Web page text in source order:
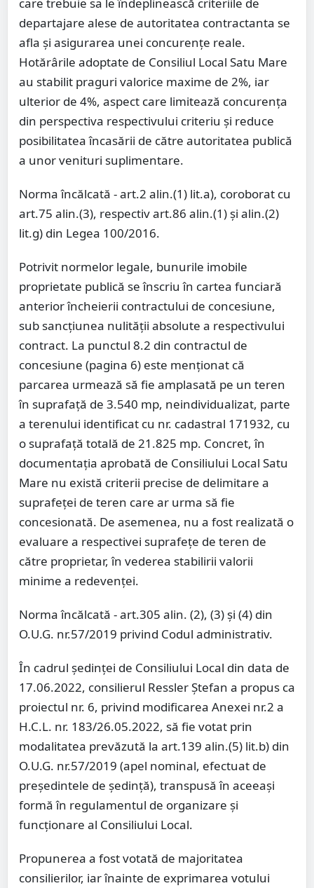
departajare alese de autoritatea contractanta se
afla și asigurarea unei concurențe reale.
Hotărârile adoptate de Consiliul Local Satu Mare
au stabilit praguri valorice maxime de 2%, iar
ulterior de 4%, aspect care limitează concurența
din perspectiva respectivului criteriu și reduce
posibilitatea încasării de către autoritatea publică
a unor venituri suplimentare.
Norma încălcată - art.2 alin.(1) lit.a), coroborat cu
art.75 alin.(3), respectiv art.86 alin.(1) și alin.(2)
lit.g) din Legea 100/2016.
Potrivit normelor legale, bunurile imobile
proprietate publică se înscriu în cartea funciară
anterior încheierii contractului de concesiune,
sub sancțiunea nulității absolute a respectivului
contract. La punctul 8.2 din contractul de
concesiune (pagina 6) este menționat că
parcarea urmează să fie amplasată pe un teren
în suprafață de 3.540 mp, neindividualizat, parte
a terenului identificat cu nr. cadastral 171932, cu
o suprafață totală de 21.825 mp. Concret, în
documentația aprobată de Consiliului Local Satu
Mare nu există criterii precise de delimitare a
suprafeței de teren care ar urma să fie
concesionată. De asemenea, nu a fost realizată o
evaluare a respectivei suprafețe de teren de
către proprietar, în vederea stabilirii valorii
minime a redevenței.
Norma încălcată - art.305 alin. (2), (3) și (4) din
O.U.G. nr.57/2019 privind Codul administrativ.
În cadrul ședinței de Consiliului Local din data de
17.06.2022, consilierul Ressler Ștefan a propus ca
proiectul nr. 6, privind modificarea Anexei nr.2 a
H.C.L. nr. 183/26.05.2022, să fie votat prin
modalitatea prevăzută la art.139 alin.(5) lit.b) din
O.U.G. nr.57/2019 (apel nominal, efectuat de
președintele de ședință), transpusă în aceeași
formă în regulamentul de organizare și
funcționare al Consiliului Local.
Propunerea a fost votată de majoritatea
consilierilor, iar înainte de exprimarea votului